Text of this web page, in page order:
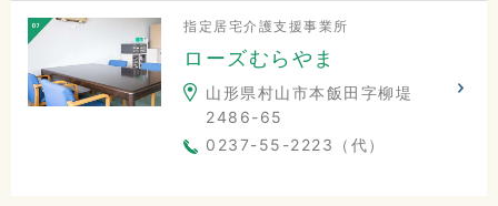
指定居宅介護支援事業所
ローズむらやま
山形県村山市本飯田字柳堤
2486-65
0237-55-2223（代）